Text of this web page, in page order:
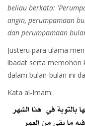
beliau berkata:
angin, perumpamaan
dan perumpamaan
Justeru para ulama
ibadat serta memohon
dalam bulan-bulan ini
Kata al-Imam: